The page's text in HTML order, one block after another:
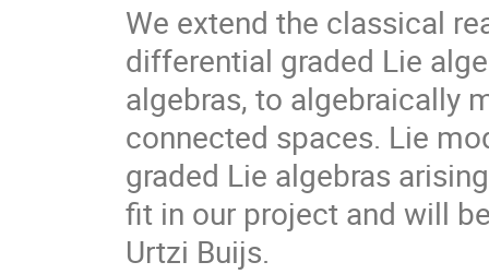
We extend the classical
differential graded Lie
algebras, to algebraically
connected spaces. Lie
graded Lie algebras
fit in our project and will
Urtzi Buijs.